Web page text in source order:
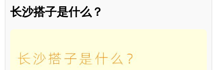
长沙搭子是什么？